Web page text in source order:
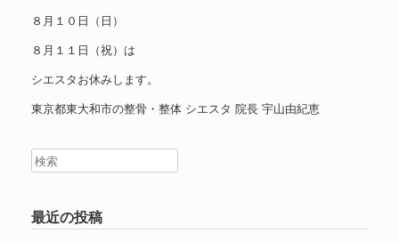
８月１０日（日）
８月１１日（祝）は
シエスタお休みします。
東京都東大和市の整骨・整体 シエスタ 院長 宇山由紀恵
最近の投稿